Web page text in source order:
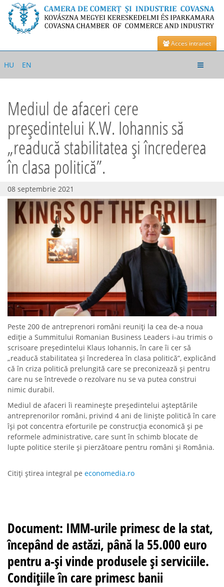
Acces intranet
HU EN
Toggle
Mediul de afaceri cere
președintelui K.W. Iohannis să
„readucă stabilitatea și încrederea
în clasa politică”.
08 septembrie 2021
Peste 200 de antreprenori români reuniți la cea de-a noua
ediție a Summitului Romanian Business Leaders i-au trimis o
scrisoare președintelui Klaus Iohannis, în care îi cer să
„readucă stabilitatea și încrederea în clasa politică”, explicând
că în criza politică prelungită care se preconizează și pentru
care nu se întrevede o rezolvare nu se va putea construi
nimic durabil.
Mediul de afaceri îi reaminește președintelui așteptările
antreprenorilor români, privind 4 ani de liniște politică în care
își pot concentra eforturile pe construcția economică și pe
reformele administrative, care sunt în schimb blocate de
lupte politice sterile și pierzătoare pentru români și România.
Citiți știrea integral pe economedia.ro
Document: IMM-urile primesc de la stat,
începând de astăzi, până la 55.000 euro
pentru a-și vinde produsele și serviciile.
Condițiile în care primesc banii